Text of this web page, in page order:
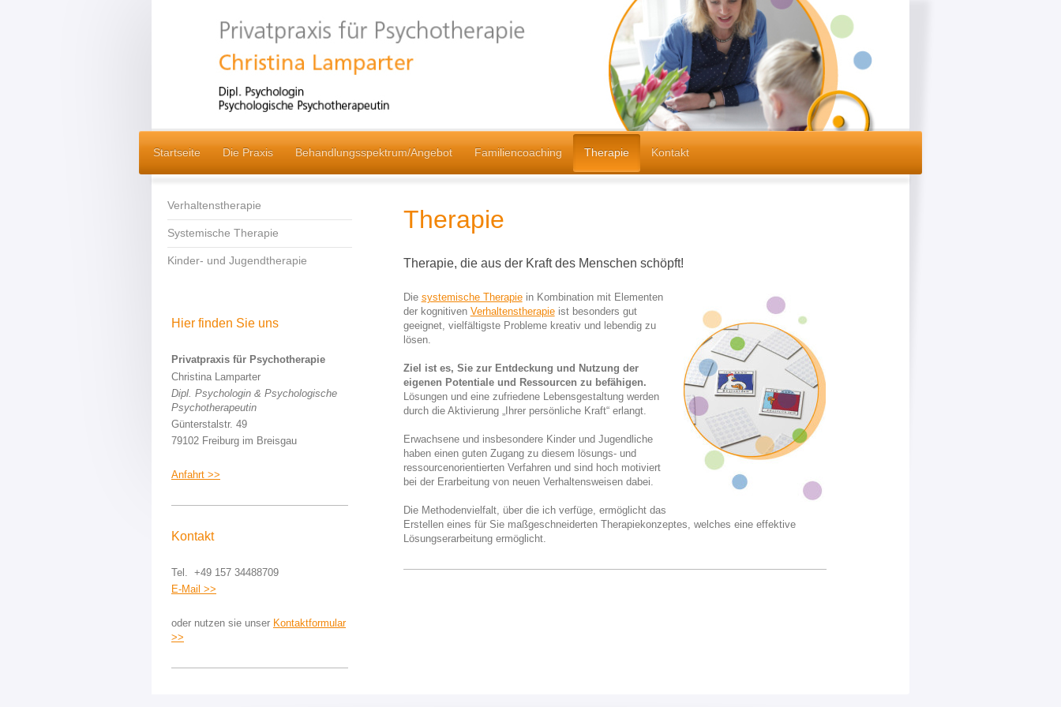
Startseite Die Praxis Behandlungsspektrum/Angebot Familiencoaching Therapie Kontakt
Therapie
Therapie, die aus der Kraft des Menschen schöpft!
Die systemische Therapiein Kombination mit Elementen
der kognitiven Verhaltenstherapieist besonders gut
geeignet, vielfältigste Probleme kreativ und lebendig zu
lösen.
Ziel ist es, Sie zur Entdeckung und Nutzung der
eigenen Potentiale und Ressourcen zu befähigen.
Lösungen und eine zufriedene Lebensgestaltung werden
durch die Aktivierung „Ihrer persönliche Kraft“ erlangt.
Erwachsene und insbesondere Kinder und Jugendliche
haben einen guten Zugang zu diesem lösungs- und
ressourcenorientierten Verfahren und sind hoch motiviert
bei der Erarbeitung von neuen Verhaltensweisen dabei.
Die Methodenvielfalt, über die ich verfüge, ermöglicht das
Erstellen eines für Sie maßgeschneiderten Therapiekonzeptes, welches eine effektive
Lösungserarbeitung ermöglicht.
Verhaltenstherapie
Systemische Therapie
Kinder- und Jugendtherapie
Hier finden Sie uns
Privatpraxis für Psychotherapie
Christina Lamparter
Dipl. Psychologin & Psychologische
Psychotherapeutin
Günterstalstr. 49
79102 Freiburg im Breisgau
Anfahrt >>
Kontakt
Tel. +49 157 34488709
E-Mail >>
oder nutzen sie unser Kontaktformular
>>